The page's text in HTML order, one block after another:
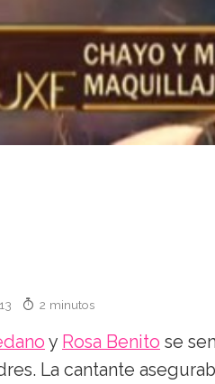
2 minutos
y Rosa Benito se
La cantante